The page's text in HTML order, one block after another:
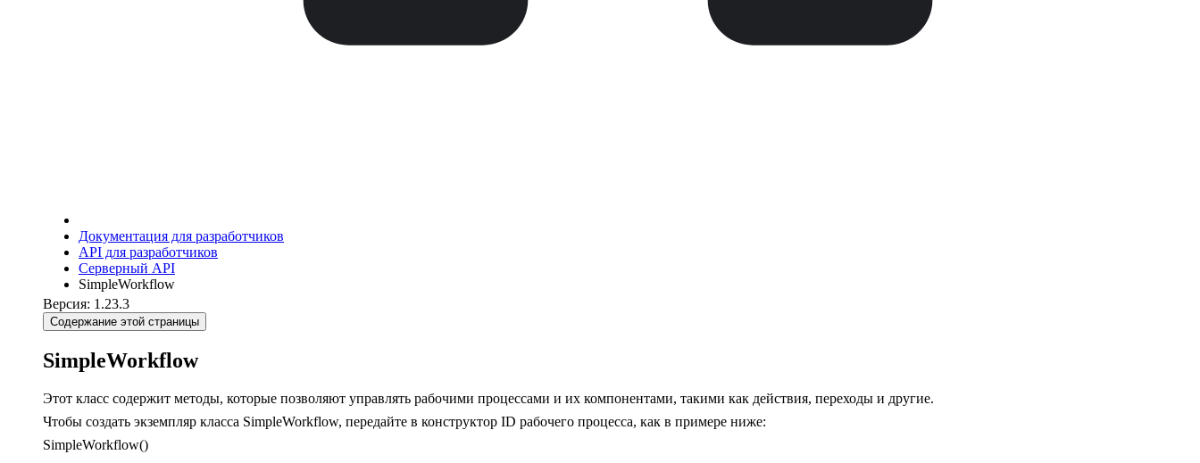
Документация для разработчиков
API для разработчиков
Серверный API
SimpleWorkflow
Версия: 1.23.3
Содержание этой страницы
SimpleWorkflow
Этот класс содержит методы, которые позволяют управлять рабочими процессами и их компонентами, такими как действия, переходы и другие.
Чтобы создать экземпляр класса SimpleWorkflow, передайте в конструктор ID рабочего процесса, как в примере ниже:
SimpleWorkflow()